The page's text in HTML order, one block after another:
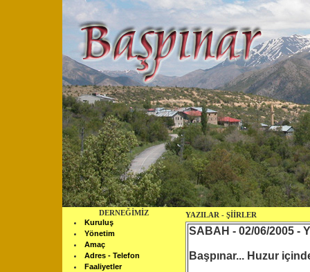
DERNEĞİMİZ
Kuruluş
Yönetim
Amaç
Adres - Telefon
Faaliyetler
YAZILAR - ŞİİRLER
SABAH - 02/06/2005 -
Başpınar... Huzur